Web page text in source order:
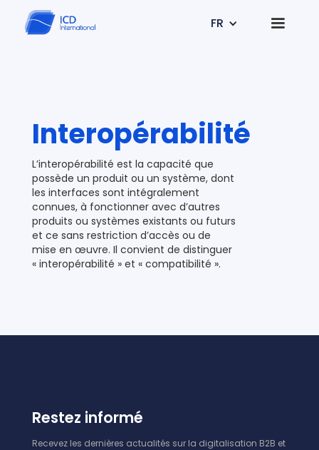
FR
Interopérabilité
L’interopérabilité est la capacité que
possède un produit ou un système, dont
les interfaces sont intégralement
connues, à fonctionner avec d’autres
produits ou systèmes existants ou futurs
et ce sans restriction d’accès ou de
mise en œuvre. Il convient de distinguer
« interopérabilité » et « compatibilité ».
Restez informé
Recevez les dernières actualités sur la digitalisation B2B et